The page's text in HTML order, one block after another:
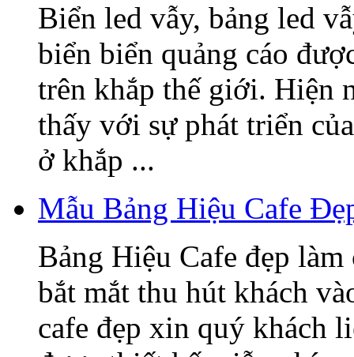
Biển led vẫy, bảng led
biển biển quảng cáo
trên khắp thế giới. Hiện
thấy với sự phát triển
ở khắp ...
Mẫu Bảng Hiệu Cafe
Bảng Hiệu Cafe đẹp
bắt mắt thu hút khách
cafe đẹp xin quý khách